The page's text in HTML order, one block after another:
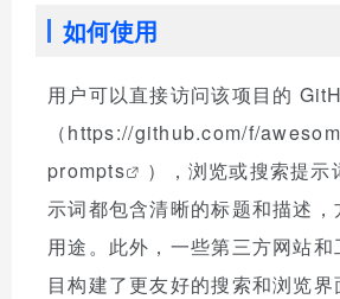
如何使用
用户可以直接访问该项目的
（https://github.com/f/
prompts
），浏览或搜索提示
示词都包含清晰的标题和描述
用途。此外，一些第三方网站
目构建了更友好的搜索和浏览界